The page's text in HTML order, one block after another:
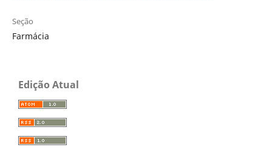
Seção
Farmácia
Edição Atual